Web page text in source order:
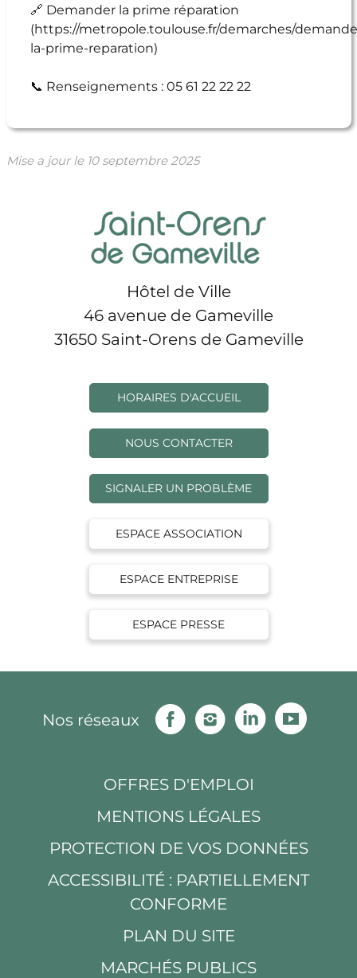
🔗 Demander la prime réparation
(https://metropole.toulouse.fr/demarches/
la-prime-reparation)
📞 Renseignements : 05 61 22 22 22
Mise a jour le 10 septembre 2025
Hôtel de Ville
46 avenue de Gameville
31650 Saint-Orens de Gameville
HORAIRES D'ACCUEIL
NOUS CONTACTER
SIGNALER UN PROBLÈME
ESPACE ASSOCIATION
ESPACE ENTREPRISE
ESPACE PRESSE
Nos réseaux
FacebookInstagramLinkedin
OFFRES D'EMPLOI
MENTIONS LÉGALES
PROTECTION DE VOS DONNÉES
ACCESSIBILITÉ : PARTIELLEMENT
CONFORME
PLAN DU SITE
MARCHÉS PUBLICS